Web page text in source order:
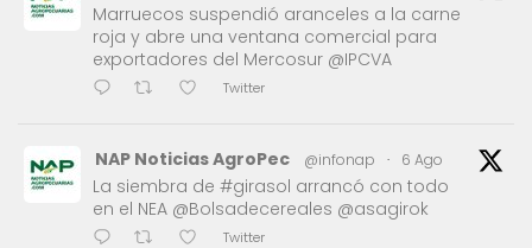
Marruecos suspendió aranceles a la carne
roja y abre una ventana comercial para
exportadores del Mercosur @IPCVA
Twitter
NAP Noticias AgroPec @infonap · 6 Ago
La siembra de #girasol arrancó con todo
en el NEA @Bolsadecereales @asagirok
Twitter